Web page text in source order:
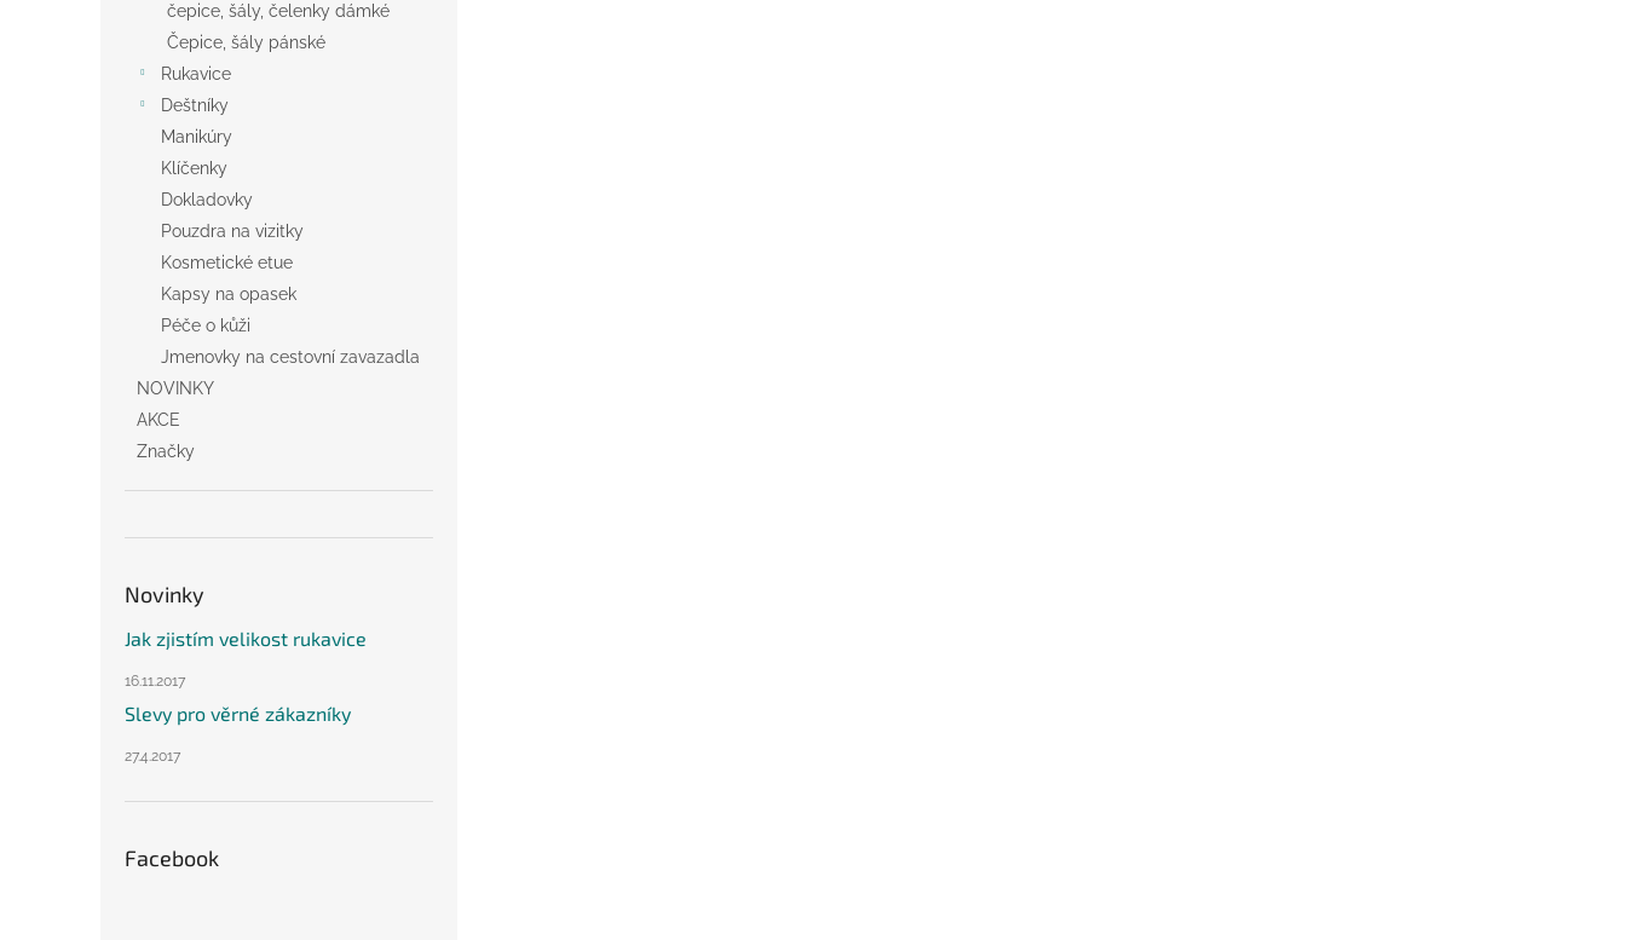
čepice, šály, čelenky dámké
Čepice, šály pánské
Rukavice
Deštníky
Manikúry
Klíčenky
Dokladovky
Pouzdra na vizitky
Kosmetické etue
Kapsy na opasek
Péče o kůži
Jmenovky na cestovní zavazadla
NOVINKY
AKCE
Značky
Novinky
Jak zjistím velikost rukavice
16.11.2017
Slevy pro věrné zákazníky
27.4.2017
Facebook